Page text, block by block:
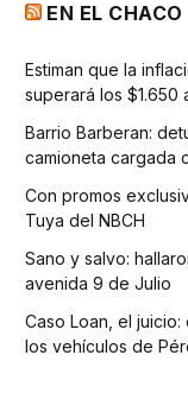
EN EL CHACO
Estiman que la
superará los $1.650
Barrio Barberan:
camioneta cargada
Con promos
Tuya del NBCH
Sano y salvo:
avenida 9 de Julio
Caso Loan, el
los vehículos de